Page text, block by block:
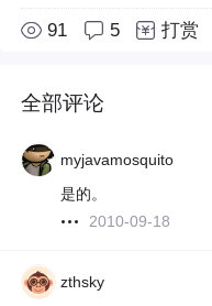
91 5 打赏
全部评论
myjavamosquito
是的。
2010-09-18
zthsky